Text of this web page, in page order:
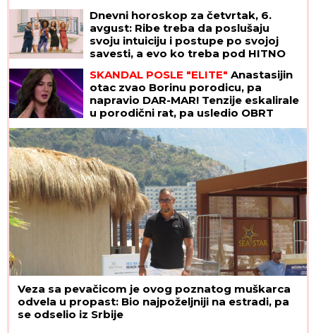
Dnevni horoskop za četvrtak, 6.
avgust: Ribe treba da poslušaju
svoju intuiciju i postupe po svojoj
savesti, a evo ko treba pod HITNO
SKANDAL POSLE "ELITE" Anastasijin
otac zvao Borinu porodicu, pa
napravio DAR-MAR! Tenzije eskalirale
u porodični rat, pa usledio OBRT
Veza sa pevačicom je ovog poznatog muškarca
odvela u propast: Bio najpoželjniji na estradi, pa
se odselio iz Srbije